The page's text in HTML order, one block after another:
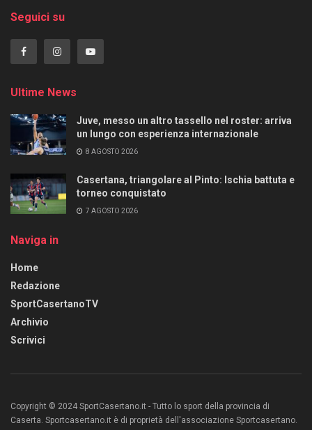
Seguici su
Ultime News
Juve, messo un altro tassello nel roster: arriva
un lungo con esperienza internazionale
8 AGOSTO 2026
Casertana, triangolare al Pinto: Ischia battuta e
torneo conquistato
7 AGOSTO 2026
Naviga in
Home
Redazione
SportCasertanoTV
Archivio
Scrivici
Copyright © 2024 SportCasertano.it - Tutto lo sport della provincia di
Caserta. Sportcasertano.it è di proprietà dell'associazione Sportcasertano.